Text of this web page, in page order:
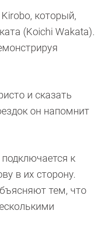
который,
(Koichi Wakata).
и сказать
он напомнит
к
в их сторону.
тем, что